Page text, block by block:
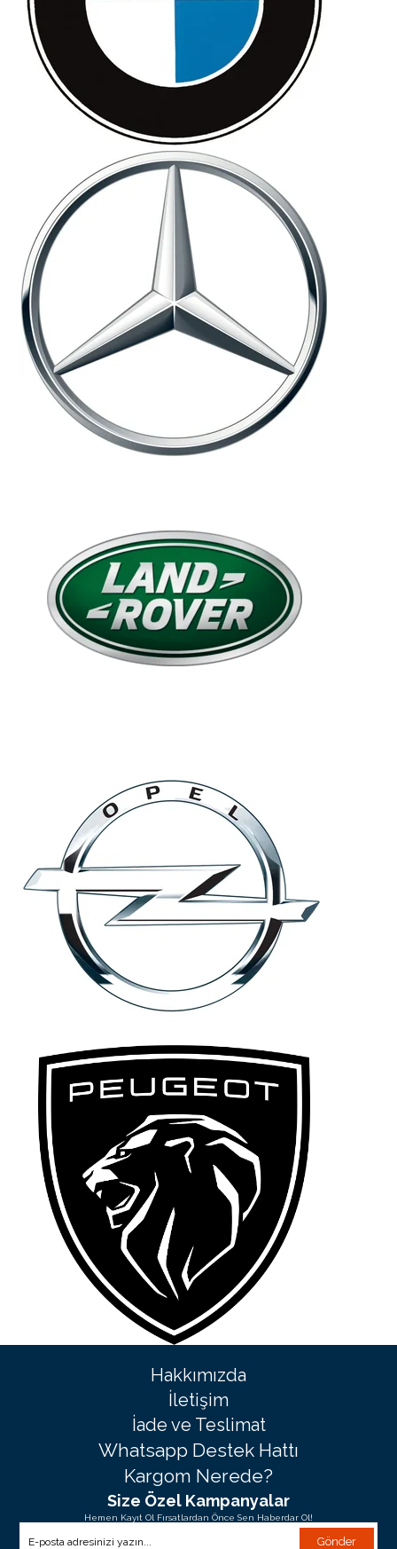
Hakkımızda
İletişim
İade ve Teslimat
Whatsapp Destek Hattı
Kargom Nerede?
Size Özel Kampanyalar
Hemen Kayıt Ol Fırsatlardan Önce Sen Haberdar Ol!
Gönder